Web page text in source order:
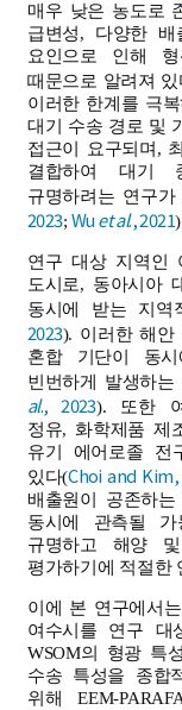
매우 낮은 농도로
급변성, 다양한 배
요인으로 인해
때문으로 알려져 있
이러한 한계를 극
대기 수송 경로 및
접근이 요구되며,
결합하여 대기
규명하려는 연구
2023;Wuet al., 2021
연구 대상 지역인
도시로, 동아시아
동시에 받는 지역
2023). 이러한 해안
혼합 기단이 동
빈번하게 발생하
al., 2023). 또한 여
정유, 화학제품 제
유기 에어로졸 전
있다(Choi and Kim,
배출원이 공존하
동시에 관측될 가
규명하고 해양
평가하기에 적절한
이에 본 연구에서
여수시를 연구 대
WSOM의 형광 특
수송 특성을 종합
위해 EEM-